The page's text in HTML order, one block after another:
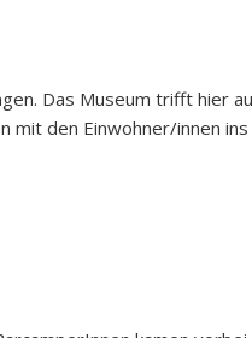
Das Museum trifft hier
den Einwohner/innen ins